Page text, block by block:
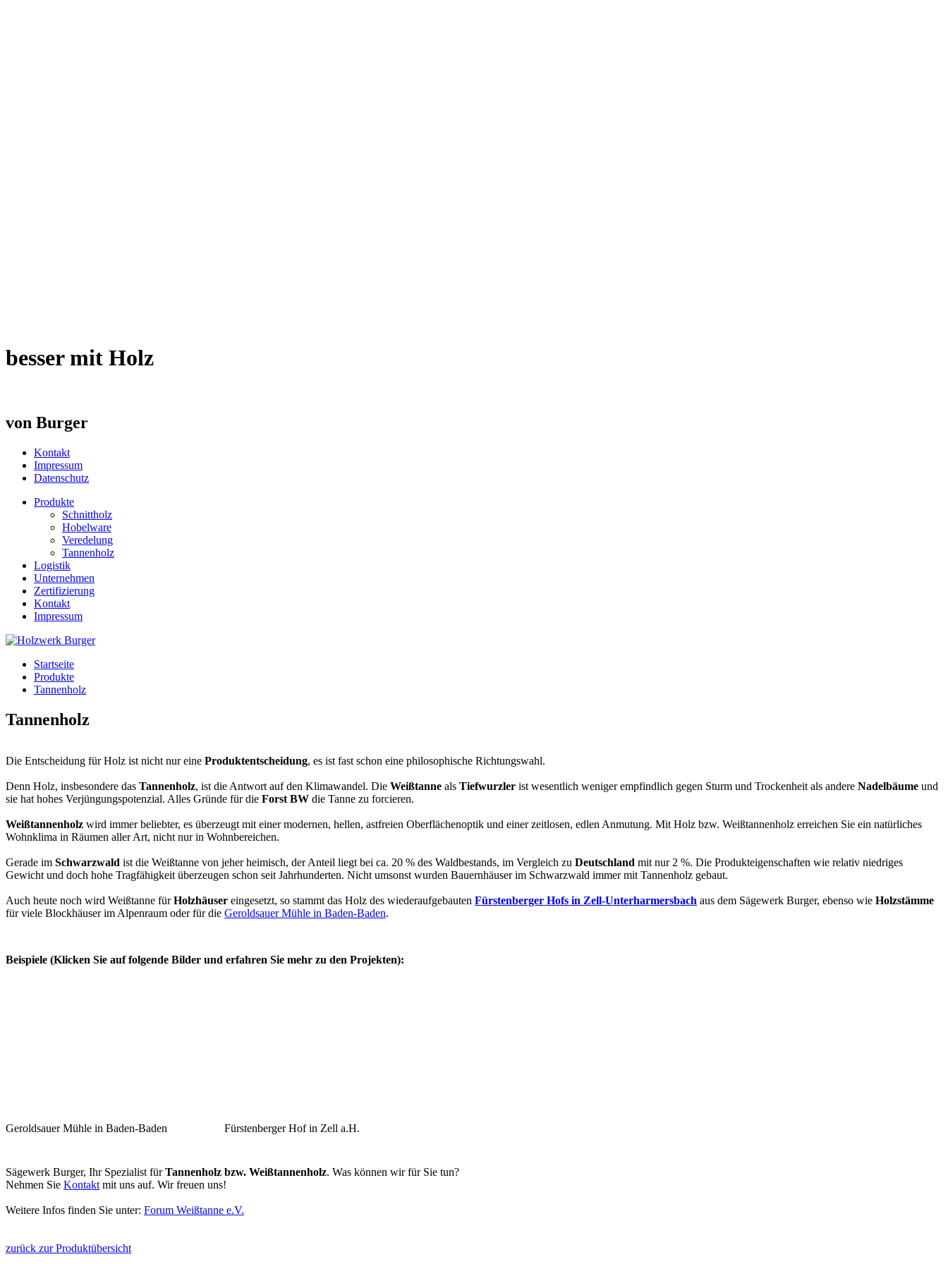
besser mit Holz
von Burger
Kontakt
Impressum
Datenschutz
Produkte
Schnittholz
Hobelware
Veredelung
Tannenholz
Logistik
Unternehmen
Zertifizierung
Kontakt
Impressum
Startseite
Produkte
Tannenholz
Tannenholz
Die Entscheidung für Holz ist nicht nur eine Produktentscheidung, es ist fast schon eine philosophische Richtungswahl.
Denn Holz, insbesondere das Tannenholz, ist die Antwort auf den Klimawandel. Die Weißtanne als Tiefwurzler ist wesentlich weniger empfindlich gegen Sturm und Trockenheit als andere Nadelbäume und
sie hat hohes Verjüngungspotenzial. Alles Gründe für die Forst BW die Tanne zu forcieren.
Weißtannenholz wird immer beliebter, es überzeugt mit einer modernen, hellen, astfreien Oberflächenoptik und einer zeitlosen, edlen Anmutung. Mit Holz bzw. Weißtannenholz erreichen Sie ein natürliches
Wohnklima in Räumen aller Art, nicht nur in Wohnbereichen.
Gerade im Schwarzwald ist die Weißtanne von jeher heimisch, der Anteil liegt bei ca. 20 % des Waldbestands, im Vergleich zu Deutschland mit nur 2 %. Die Produkteigenschaften wie relativ niedriges
Gewicht und doch hohe Tragfähigkeit überzeugen schon seit Jahrhunderten. Nicht umsonst wurden Bauernhäuser im Schwarzwald immer mit Tannenholz gebaut.
Auch heute noch wird Weißtanne fürHolzhäuser eingesetzt, so stammt das Holz des wiederaufgebauten Fürstenberger Hofs in Zell-Unterharmersbach aus dem Sägewerk Burger, ebenso wie Holzstämme
für viele Blockhäuser im Alpenraum oder für die Geroldsauer Mühle in Baden-Baden.
Beispiele (Klicken Sie auf folgende Bilder und erfahren Sie mehr zu den Projekten):
Geroldsauer Mühle in Baden-Baden Fürstenberger Hof in Zell a.H.
Sägewerk Burger, Ihr Spezialist fürTannenholz bzw. Weißtannenholz. Was können wir für Sie tun?
Nehmen Sie Kontakt mit uns auf. Wir freuen uns!
Weitere Infos finden Sie unter: Forum Weißtanne e.V.
zurück zur Produktübersicht